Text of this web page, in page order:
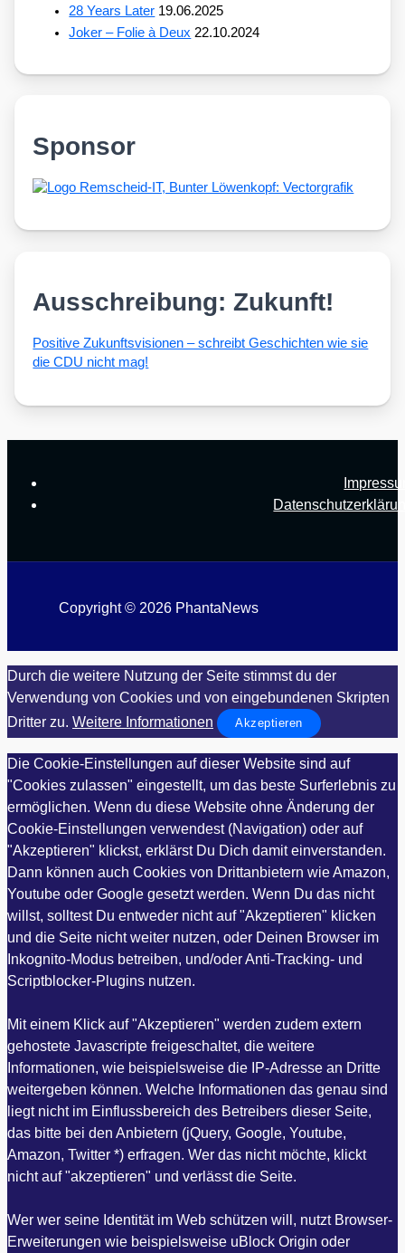
28 Years Later 19.06.2025
Joker – Folie à Deux 22.10.2024
Sponsor
Ausschreibung: Zukunft!
Posi­ti­ve Zukunfts­vi­sio­nen – schreibt Geschich­ten wie sie
die CDU nicht mag!
Copyright © 2026 PhantaNews
Durch die weitere Nutzung der Seite stimmst du der
Verwendung von Cookies und von eingebundenen Skripten
Dritter zu. Weitere Informationen Akzeptieren
Die Cookie-Einstellungen auf dieser Website sind auf
"Cookies zulassen" eingestellt, um das beste Surferlebnis zu
ermöglichen. Wenn du diese Website ohne Änderung der
Cookie-Einstellungen verwendest (Navigation) oder auf
"Akzeptieren" klickst, erklärst Du Dich damit einverstanden.
Dann können auch Cookies von Drittanbietern wie Amazon,
Youtube oder Google gesetzt werden. Wenn Du das nicht
willst, solltest Du entweder nicht auf "Akzeptieren" klicken
und die Seite nicht weiter nutzen, oder Deinen Browser im
Inkognito-Modus betreiben, und/oder Anti-Tracking- und
Scriptblocker-Plugins nutzen.
Mit einem Klick auf "Akzeptieren" werden zudem extern
gehostete Javascripte freigeschaltet, die weitere
Informationen, wie beispielsweise die IP-Adresse an Dritte
weitergeben können. Welche Informationen das genau sind
liegt nicht im Einflussbereich des Betreibers dieser Seite,
das bitte bei den Anbietern (jQuery, Google, Youtube,
Amazon, Twitter *) erfragen. Wer das nicht möchte, klickt
nicht auf "akzeptieren" und verlässt die Seite.
Wer wer seine Identität im Web schützen will, nutzt Browser-
Erweiterungen wie beispielsweise uBlock Origin oder